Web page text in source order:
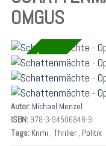
OMGUS
Verlags-
empfehlung
Autor: Michael Menzel
ISBN: 978-3-94506848-9
Tags: Krimi , Thriller , Politik